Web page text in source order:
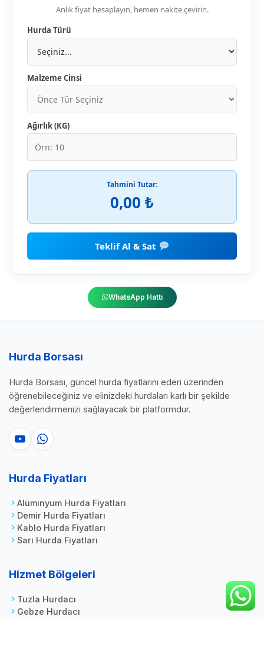
Anlık fiyat hesaplayın, hemen nakite çevirin.
Hurda Türü
Malzeme Cinsi
Ağırlık (KG)
Tahmini Tutar:
0,00 ₺
Teklif Al & Sat
WhatsApp Hattı
Hurda Borsası
Hurda Borsası, güncel hurda fiyatlarını ederi üzerinden
öğrenebileceğiniz ve elinizdeki hurdaları karlı bir şekilde
değerlendirmenizi sağlayacak bir platformdur.
Hurda Fiyatları
Alüminyum Hurda Fiyatları
Demir Hurda Fiyatları
Kablo Hurda Fiyatları
Sarı Hurda Fiyatları
Hizmet Bölgeleri
Tuzla Hurdacı
Gebze Hurdacı